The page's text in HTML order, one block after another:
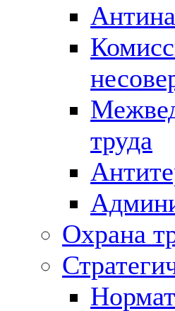
труда
Охрана